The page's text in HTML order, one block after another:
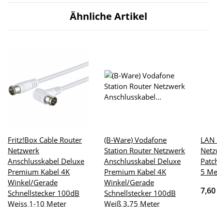
Ähnliche Artikel
Fritz!Box Cable Router
Netzwerk
Anschlusskabel Deluxe
Premium Kabel 4K
Winkel/Gerade
Schnellstecker 100dB
Weiss 1-10 Meter
(B-Ware) Vodafone
Station Router Netzwerk
Anschlusskabel Deluxe
Premium Kabel 4K
Winkel/Gerade
Schnellstecker 100dB
Weiß 3,75 Meter
LAN
5